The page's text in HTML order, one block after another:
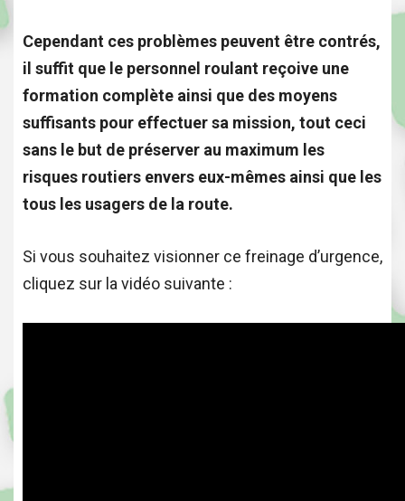
Cependant ces problèmes peuvent être contrés,
il suffit que le personnel roulant reçoive une
formation complète ainsi que des moyens
suffisants pour effectuer sa mission, tout ceci
sans le but de préserver au maximum les
risques routiers envers eux-mêmes ainsi que les
tous les usagers de la route.
Si vous souhaitez visionner ce freinage d’urgence,
cliquez sur la vidéo suivante :